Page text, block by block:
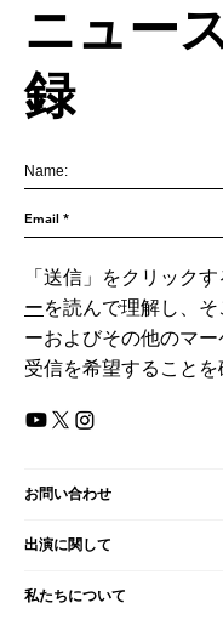
「送信」をクリック
ーを読んで理解し、
ーおよびその他のマ
受信を希望することを
ニュー
録
お問い合わせ
出演に関して
​私たちについて